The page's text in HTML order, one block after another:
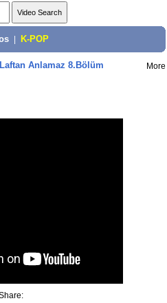
K-POP
Anlamaz 8.Bölüm More